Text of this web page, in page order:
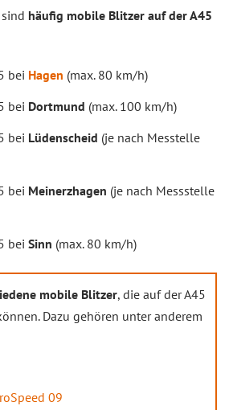
häufig mobile Blitzer auf der A45
bei Hagen (max. 80 km/h)
bei Dortmund (max. 100 km/h)
bei Lüdenscheid (je nach Messtelle
bei Meinerzhagen (je nach Messstelle
bei Sinn (max. 80 km/h)
mobile Blitzer, die auf der A45
Dazu gehören unter anderem
09